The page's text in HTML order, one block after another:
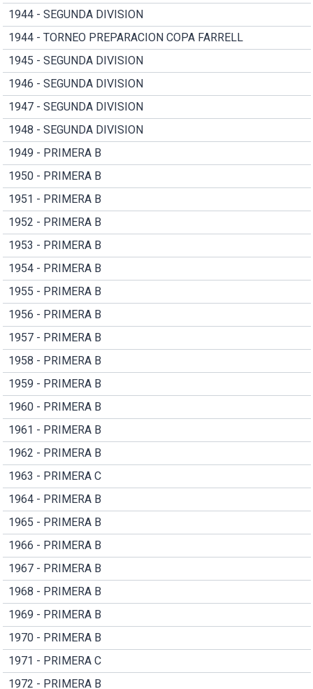
1944 - SEGUNDA DIVISION
1944 - TORNEO PREPARACION COPA FARRELL
1945 - SEGUNDA DIVISION
1946 - SEGUNDA DIVISION
1947 - SEGUNDA DIVISION
1948 - SEGUNDA DIVISION
1949 - PRIMERA B
1950 - PRIMERA B
1951 - PRIMERA B
1952 - PRIMERA B
1953 - PRIMERA B
1954 - PRIMERA B
1955 - PRIMERA B
1956 - PRIMERA B
1957 - PRIMERA B
1958 - PRIMERA B
1959 - PRIMERA B
1960 - PRIMERA B
1961 - PRIMERA B
1962 - PRIMERA B
1963 - PRIMERA C
1964 - PRIMERA B
1965 - PRIMERA B
1966 - PRIMERA B
1967 - PRIMERA B
1968 - PRIMERA B
1969 - PRIMERA B
1970 - PRIMERA B
1971 - PRIMERA C
1972 - PRIMERA B